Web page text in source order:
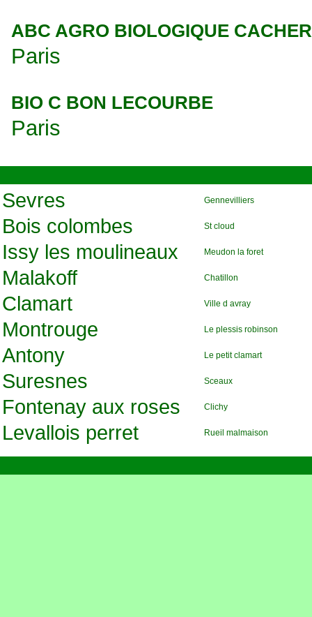
ABC AGRO BIOLOGIQUE CACHER
Paris
BIO C BON LECOURBE
Paris
Sevres Gennevilliers
Bois colombes St cloud
Issy les moulineaux Meudon la foret
Malakoff Chatillon
Clamart Ville d avray
Montrouge Le plessis robinson
Antony Le petit clamart
Suresnes Sceaux
Fontenay aux roses Clichy
Levallois perret Rueil malmaison